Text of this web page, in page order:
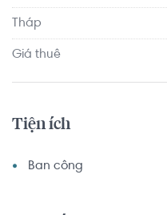
Tháp
Giá thuê
Tiện ích
Ban công